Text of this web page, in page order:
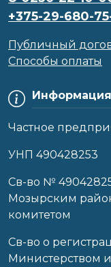
Информация
Частное
УНП 490428253
Cв-во №
Мозырским
комитетом
Св-во о
Министерством
+375-29-680-
Публичный
Способы оплаты